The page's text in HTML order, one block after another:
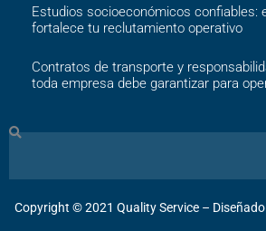
Estudios socioeconómicos confiables:
fortalece tu reclutamiento operativo
Contratos de transporte y
toda empresa debe garantizar para
Search
Copyright ©️ 2021 Quality Service –